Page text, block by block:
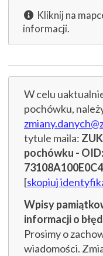
Kliknij na
informacji.
W celu
pochówku,
tytule maila:
pochówku - OID:
[skopiuj
Wpisy
informacji o
Prosimy o
wiadomości.